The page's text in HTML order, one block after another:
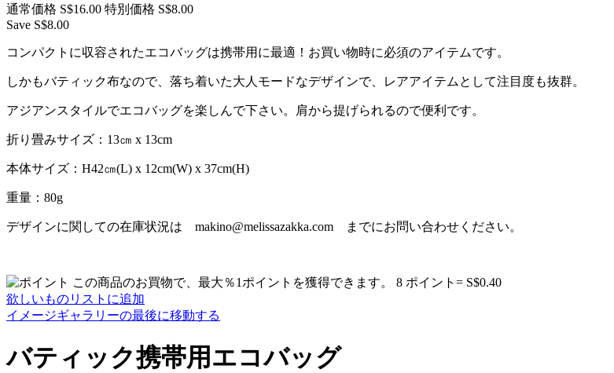
通常価格 S$16.00 特別価格 S$8.00
Save S$8.00
コンパクトに収容されたエコバッグは携帯用に最適！お買い物時に必須のアイテムです。
しかもバティック布なので、落ち着いた大人モードなデザインで、レアアイテムとして注目度も抜群。
アジアンスタイルでエコバッグを楽しんで下さい。肩から提げられるので便利です。
折り畳みサイズ：13㎝ x 13cm
本体サイズ：H42㎝(L) x 12cm(W) x 37cm(H)
重量：80g
デザインに関しての在庫状況は makino@melissazakka.com までにお問い合わせください。
この商品のお買物で、最大％1ポイントを獲得できます。 8 ポイント= S$0.40
欲しいものリストに追加
イメージギャラリーの最後に移動する
バティック携帯用エコバッグ